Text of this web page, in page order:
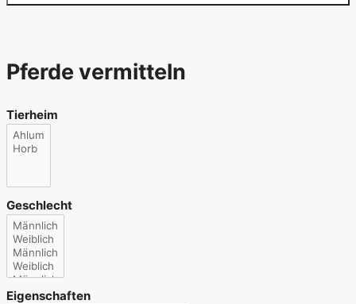
Pferde vermitteln
Tierheim
Geschlecht
Eigenschaften